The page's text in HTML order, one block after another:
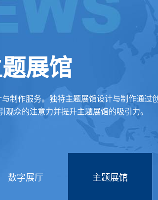
展馆
制作服务。独特主题展馆设计与制作通过
观众的注意力并提升主题展馆的吸引力。
数字展厅 主题展馆